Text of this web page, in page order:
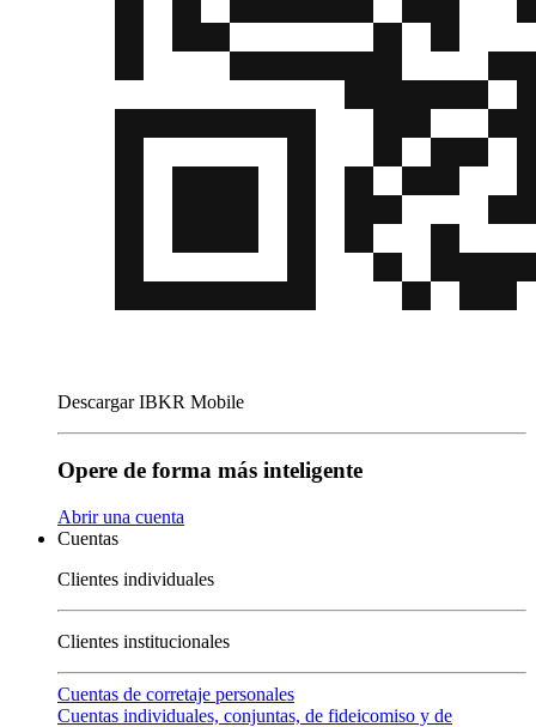
Descargar IBKR Mobile
Opere de forma más inteligente
Abrir una cuenta
Cuentas
Clientes individuales
Clientes institucionales
Cuentas de corretaje personales
Cuentas individuales, conjuntas, de fideicomiso y de